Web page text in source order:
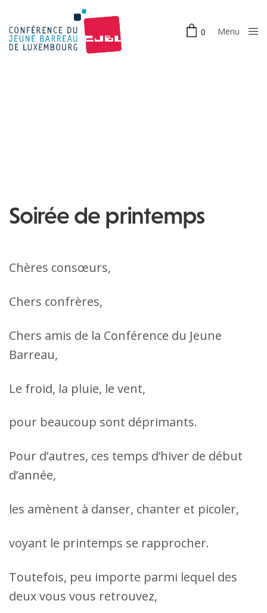
0 Menu
Soirée de printemps
Chères consœurs,
Chers confrères,
Chers amis de la Conférence du Jeune
Barreau,
Le froid, la pluie, le vent,
pour beaucoup sont déprimants.
Pour d’autres, ces temps d’hiver de début
d’année,
les amènent à danser, chanter et picoler,
voyant le printemps se rapprocher.
Toutefois, peu importe parmi lequel des
deux vous vous retrouvez,